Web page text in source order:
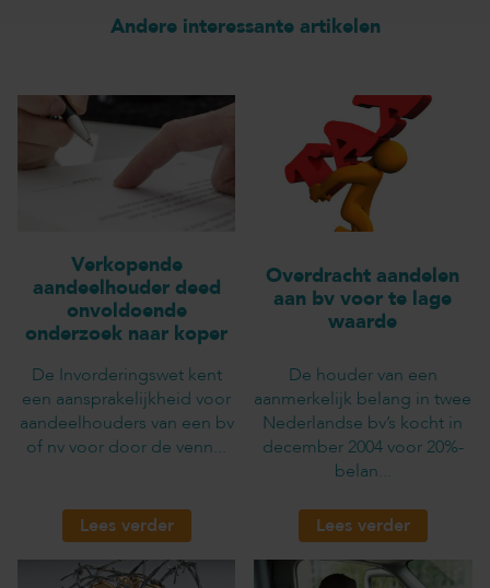
Andere interessante artikelen
Verkopende
aandeelhouder deed
onvoldoende
onderzoek naar koper
De Invorderingswet kent
een aansprakelijkheid voor
aandeelhouders van een bv
of nv voor door de venn...
Lees verder
Overdracht aandelen
aan bv voor te lage
waarde
De houder van een
aanmerkelijk belang in twee
Nederlandse bv’s kocht in
december 2004 voor 20%-
belan...
Lees verder